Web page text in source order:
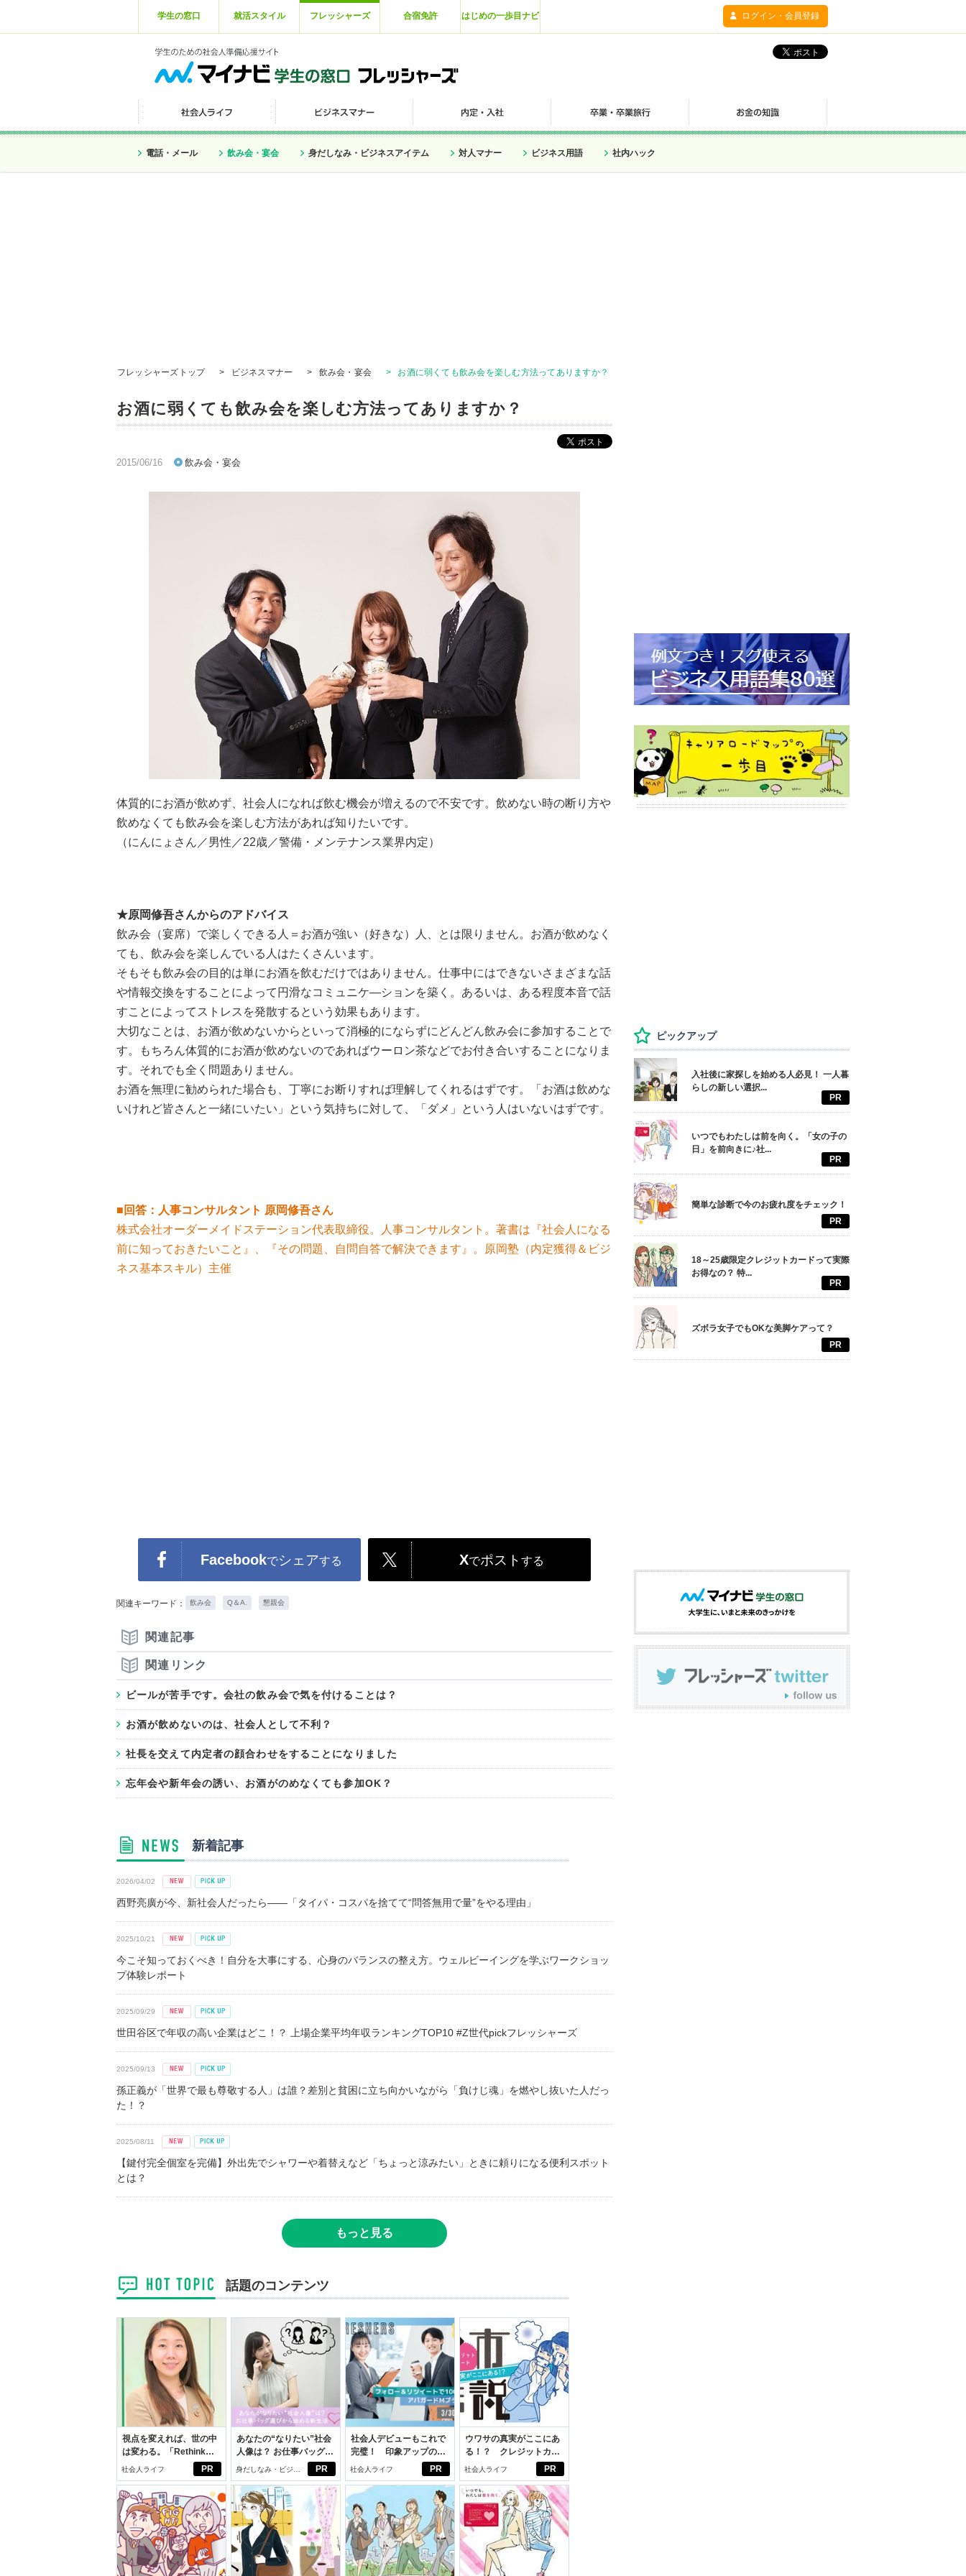
学生の窓口 就活スタイル フレッシャーズ 合宿免許 はじめの一歩目ナビ ログイン・会員登録
電話・メール 飲み会・宴会 身だしなみ・ビジネスアイテム 対人マナー ビジネス用語 社内ハック
フレッシャーズトップ > ビジネスマナー > 飲み会・宴会 > お酒に弱くても飲み会を楽しむ方法ってありますか？
お酒に弱くても飲み会を楽しむ方法ってありますか？
2015/06/16 飲み会・宴会
体質的にお酒が飲めず、社会人になれば飲む機会が増えるので不安です。飲めない時の断り方や
飲めなくても飲み会を楽しむ方法があれば知りたいです。
（にんにょさん／男性／22歳／警備・メンテナンス業界内定）
★原岡修吾さんからのアドバイス
飲み会（宴席）で楽しくできる人＝お酒が強い（好きな）人、とは限りません。お酒が飲めなく
ても、飲み会を楽しんでいる人はたくさんいます。
そもそも飲み会の目的は単にお酒を飲むだけではありません。仕事中にはできないさまざまな話
や情報交換をすることによって円滑なコミュニケ―ションを築く。あるいは、ある程度本音で話
すことによってストレスを発散するという効果もあります。
大切なことは、お酒が飲めないからといって消極的にならずにどんどん飲み会に参加することで
す。もちろん体質的にお酒が飲めないのであればウーロン茶などでお付き合いすることになりま
す。それでも全く問題ありません。
お酒を無理に勧められた場合も、丁寧にお断りすれば理解してくれるはずです。「お酒は飲めな
いけれど皆さんと一緒にいたい」という気持ちに対して、「ダメ」という人はいないはずです。
■回答：人事コンサルタント 原岡修吾さん
株式会社オーダーメイドステーション代表取締役。人事コンサルタント。著書は『社会人になる
前に知っておきたいこと』、『その問題、自問自答で解決できます』。原岡塾（内定獲得＆ビジ
ネス基本スキル）主催
Facebookでシェアする Xでポスト する
関連キーワード： 飲み会 Q＆A. 懇親会
関連記事
関連リンク
ビールが苦手です。会社の飲み会で気を付けることは？
お酒が飲めないのは、社会人として不利？
社長を交えて内定者の顔合わせをすることになりました
忘年会や新年会の誘い、お酒がのめなくても参加OK？
新着記事
2026/04/02
西野亮廣が今、新社会人だったら――「タイパ・コスパを捨てて“問答無用で量”をやる理由」
2025/10/21
今こそ知っておくべき！自分を大事にする、心身のバランスの整え方。ウェルビーイングを学ぶワークショッ
プ体験レポート
2025/09/29
世田谷区で年収の高い企業はどこ！？ 上場企業平均年収ランキングTOP10 #Z世代pickフレッシャーズ
2025/09/13
孫正義が「世界で最も尊敬する人」は誰？差別と貧困に立ち向かいながら「負けじ魂」を燃やし抜いた人だっ
た！？
2025/08/11
【鍵付完全個室を完備】外出先でシャワーや着替えなど「ちょっと涼みたい」ときに頼りになる便利スポット
とは？
もっと見る
話題のコンテンツ
PR
視点を変えれば、世の中
は変わる。「Rethink
PROJECT」がつたえた
社会人ライフ PR
あなたの“なりたい”社会
人像は？ お仕事バッグ選
びから始める新生活
身だしなみ・ビジネ
スアイテム
PR
社会人デビューもこれで
完璧！ 印象アップのセ
ルフプロデュース術
社会人ライフ PR
ウワサの真実がここにあ
る！？ クレジットカー
ドの都市伝説
社会人ライフ
ピックアップ
入社後に家探しを始める人必見！ 一人暮
らしの新しい選択...
PR
いつでもわたしは前を向く。「女の子の
日」を前向きに♪社...
PR
簡単な診断で今のお疲れ度をチェック！
PR
18～25歳限定クレジットカードって実際
お得なの？ 特...
PR
ズボラ女子でもOKな美脚ケアって？
PR